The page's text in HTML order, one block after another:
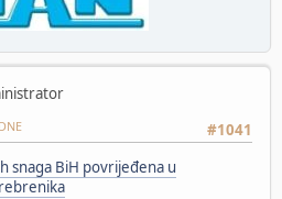
#1041
snaga BiH povrijeđena u